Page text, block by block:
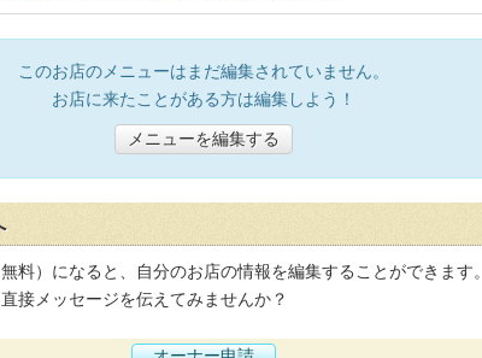
このお店のメニューはまだ編集されていません。
お店に来たことがある方は編集しよう！
メニューを編集する
料）になると、自分のお店の情報を編集することができます。
接メッセージを伝えてみませんか？